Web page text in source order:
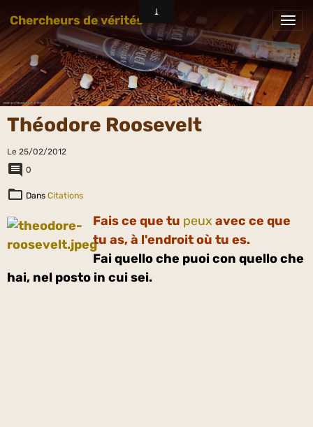
Chercheurs de vérités
Théodore Roosevelt
Le 25/02/2012
0
Dans Citations
Fais ce que tu peux avec ce que
tu as, à l'endroit où tu es.
Fai quello che puoi con quello che
hai, nel posto in cui sei.